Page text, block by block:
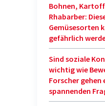
Bohnen,
Rhabarber:
Gemüsesorten
gefährlich
Sind soziale
wichtig wie
Forscher gehen
spannenden